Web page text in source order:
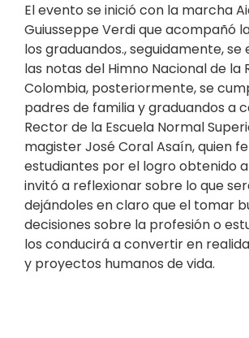
El evento se inició con la marcha
Guiusseppe Verdi que acompañó
los graduandos., seguidamente,
las notas del Himno Nacional de la
Colombia, posteriormente, se
padres de familia y graduandos a
Rector de la Escuela Normal
magister José Coral Asaín, quien
estudiantes por el logro obtenido a
invitó a reflexionar sobre lo que
dejándoles en claro que el tomar
decisiones sobre la profesión o
los conducirá a convertir en
y proyectos humanos de vida.